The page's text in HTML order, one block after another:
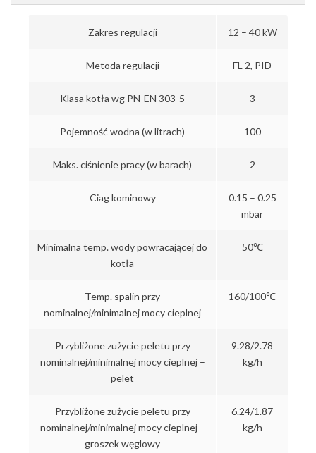
Zakres regulacji 12 – 40 kW
Metoda regulacji FL 2, PID
Klasa kotła wg PN-EN 303-5 3
Pojemność wodna (w litrach) 100
Maks. ciśnienie pracy (w barach) 2
Ciag kominowy
0.15 – 0.25
mbar
Minimalna temp. wody powracającej do
kotła
50℃
Temp. spalin przy
nominalnej/minimalnej mocy cieplnej
160/100℃
Przybliżone zużycie peletu przy
nominalnej/minimalnej mocy cieplnej –
pelet
9.28/2.78
kg/h
Przybliżone zużycie peletu przy
nominalnej/minimalnej mocy cieplnej –
groszek węglowy
6.24/1.87
kg/h